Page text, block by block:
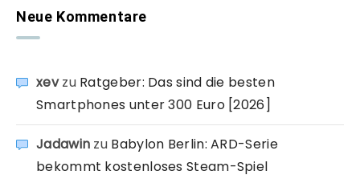
Neue Kommentare
xevzu Ratgeber: Das sind die besten
Smartphones unter 300 Euro [2026]
Jadawin zu Babylon Berlin: ARD-Serie
bekommt kostenloses Steam-Spiel